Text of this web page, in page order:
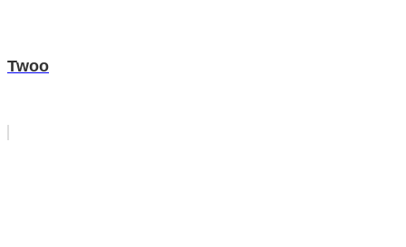
Twoo